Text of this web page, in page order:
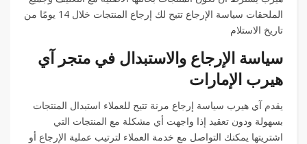
الملحقات سياسة الإرجاع تتيح لك إرجاع المنتجات خلال 14 يومًا من
تاريخ الاستلام
سياسة الإرجاع والاستبدال في متجر آي
هيرب الإمارات
يقدم آي هيرب سياسة إرجاع مرنة تتيح للعملاء استبدال المنتجات
بسهولة ودون تعقيد إذا واجهت أي مشكلة مع المنتجات التي
اشتريتها يمكنك التواصل مع خدمة العملاء لترتيب عملية الإرجاع أو